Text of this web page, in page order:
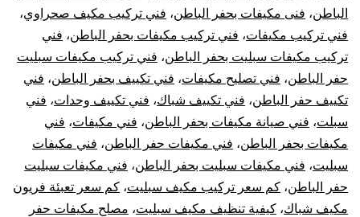
الباطن، فنى مكيفات بحفر الباطن، فني تركيب مكيف صحراوي،
فني تركيب مكيفات، فني تركيب مكيفات بحفر الباطن، فني
تركيب مكيفات سبليت بحفر الباطن، فني تركيب مكيفات سبليت
حفر الباطن، فني تصليح مكيفات، فني تكييف بحفر الباطن، فني
تكييف حفر الباطن، فني تكييف شباك، فني تكييف وحدات، فني
سبلت، فني صيانة مكيفات بحفر الباطن، فني مكيفات، فني
مكيفات بحفر الباطن، فني مكيفات حفر الباطن، فني مكيفات
سبليت، فني مكيفات سبليت بحفر الباطن، فني مكيفات سبليت
حفر الباطن، كم سعر تركيب مكيف سبليت، كم سعر تعبئة فريون
مكيف شباك، كيفية تنظيف مكيف سبليت، مصلح مكيفات حفر